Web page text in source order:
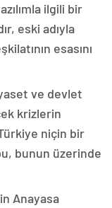
ilgili bir
eski adıyla
esasını
ve devlet
krizlerin
niçin bir
bunun üzerinde
Anayasa